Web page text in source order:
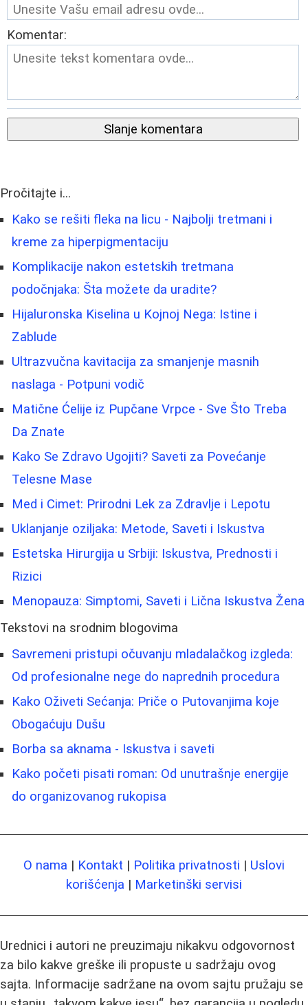
Komentar:
Slanje komentara
Pročitajte i...
Kako se rešiti fleka na licu - Najbolji tretmani i
kreme za hiperpigmentaciju
Komplikacije nakon estetskih tretmana
podočnjaka: Šta možete da uradite?
Hijaluronska Kiselina u Kojnoj Nega: Istine i
Zablude
Ultrazvučna kavitacija za smanjenje masnih
naslaga - Potpuni vodič
Matične Ćelije iz Pupčane Vrpce - Sve Što Treba
Da Znate
Kako Se Zdravo Ugojiti? Saveti za Povećanje
Telesne Mase
Med i Cimet: Prirodni Lek za Zdravlje i Lepotu
Uklanjanje oziljaka: Metode, Saveti i Iskustva
Estetska Hirurgija u Srbiji: Iskustva, Prednosti i
Rizici
Menopauza: Simptomi, Saveti i Lična Iskustva Žena
Tekstovi na srodnim blogovima
Savremeni pristupi očuvanju mladalačkog izgleda:
Od profesionalne nege do naprednih procedura
Kako Oživeti Sećanja: Priče o Putovanjima koje
Obogaćuju Dušu
Borba sa aknama - Iskustva i saveti
Kako početi pisati roman: Od unutrašnje energije
do organizovanog rukopisa
O nama | Kontakt | Politika privatnosti | Uslovi
korišćenja | Marketinški servisi
Urednici i autori ne preuzimaju nikakvu odgovornost
za bilo kakve greške ili propuste u sadržaju ovog
sajta. Informacije sadržane na ovom sajtu pružaju se